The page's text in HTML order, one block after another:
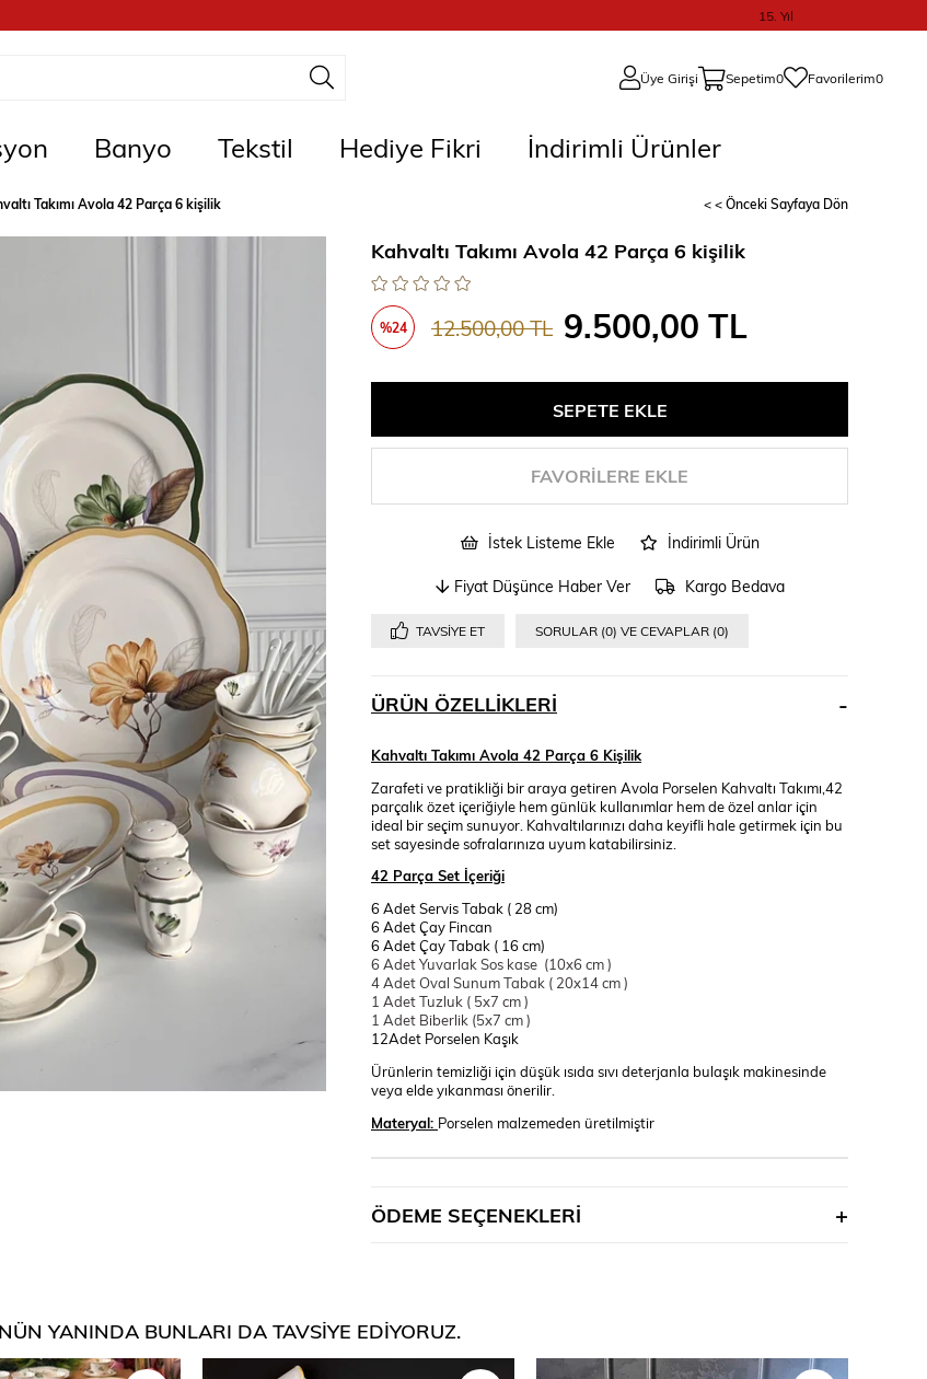
15. Yıl
Üye Girişi Sepetim0 Favorilerim0
Banyo Tekstil Hediye Fikri İndirimli Ürünler
Takımı Avola 42 Parça 6 kişilik < < Önceki Sayfaya Dön
Kahvaltı Takımı Avola 42 Parça 6 kişilik
%24 12.500,00 TL 9.500,00 TL
FAVORILERE EKLE
İstek Listeme Ekle İndirimli Ürün
Fiyat Düşünce Haber Ver Kargo Bedava
TAVSIYE ET SORULAR (0) VE CEVAPLAR (0)
ÜRÜN ÖZELLIKLERI
Kahvaltı Takımı Avola 42 Parça 6 Kişilik
Zarafeti ve pratikliği bir araya getiren Avola Porselen Kahvaltı Takımı,42
parçalık özet içeriğiyle hem günlük kullanımlar hem de özel anlar için
ideal bir seçim sunuyor. Kahvaltılarınızı daha keyifli hale getirmek için bu
set sayesinde sofralarınıza uyum katabilirsiniz.
42 Parça Set İçeriği
6 Adet Servis Tabak ( 28 cm)
6 Adet Çay Fincan
6 Adet Çay Tabak ( 16 cm)
6 Adet Yuvarlak Sos kase (10x6 cm )
4 Adet Oval Sunum Tabak ( 20x14 cm )
1 Adet Tuzluk ( 5x7 cm )
1 Adet Biberlik (5x7 cm )
12Adet Porselen Kaşık
Ürünlerin temizliği için düşük ısıda sıvı deterjanla bulaşık makinesinde
veya elde yıkanması önerilir.
Materyal: Porselen malzemeden üretilmiştir
ÖDEME SEÇENEKLERI
YANINDA BUNLARI DA TAVSIYE EDIYORUZ.